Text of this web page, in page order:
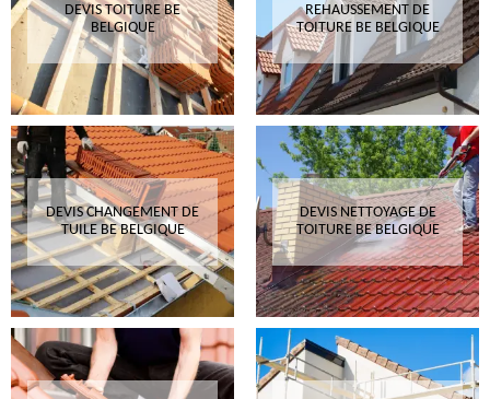
DEVIS TOITURE BE
BELGIQUE
REHAUSSEMENT DE
TOITURE BE BELGIQUE
DEVIS CHANGEMENT DE
TUILE BE BELGIQUE
DEVIS NETTOYAGE DE
TOITURE BE BELGIQUE